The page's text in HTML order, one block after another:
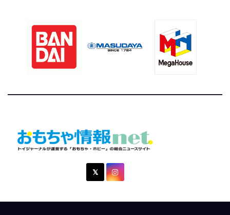
おもちゃ情報net.
トイジャーナルが運営する「おもちゃ・ホビー」の総合ニュ